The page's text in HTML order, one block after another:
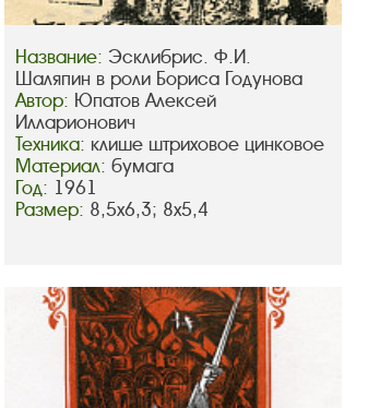
Название: Эсклибрис. Ф.И.
Шаляпин в роли Бориса Годунова
Автор: Юпатов Алексей
Илларионович
Техника: клише штриховое цинковое
Материал: бумага
Год: 1961
Размер: 8,5х6,3; 8х5,4